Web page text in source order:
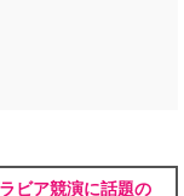
ビア競演に話題の